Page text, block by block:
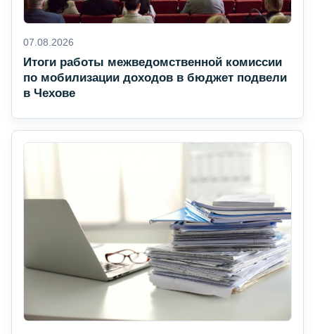
07.08.2026
Итоги работы межведомственной комиссии
по мобилизации доходов в бюджет подвели
в Чехове